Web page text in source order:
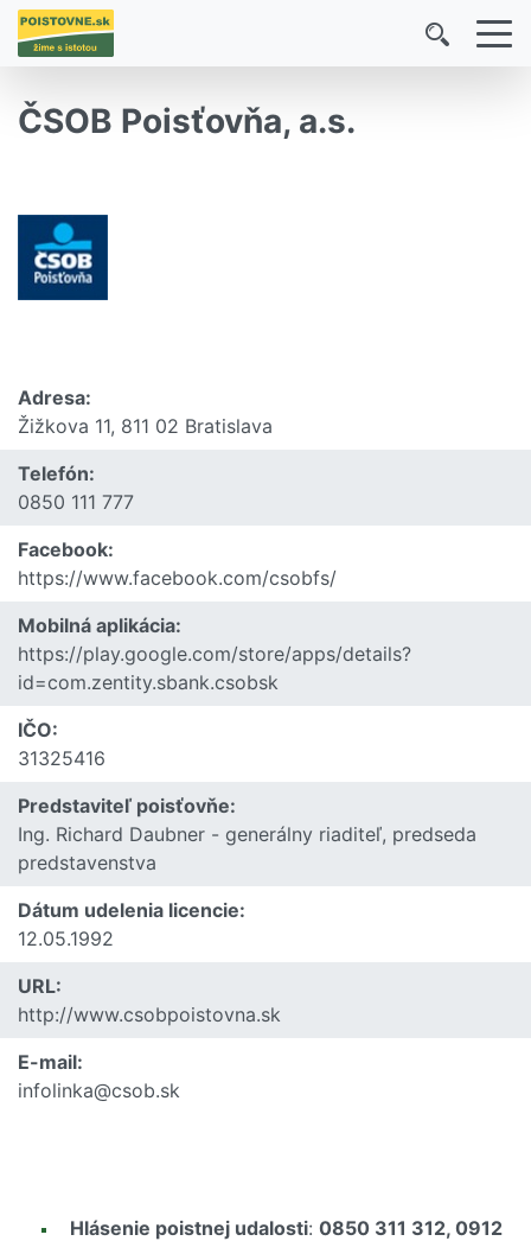
ČSOB Poisťovňa, a.s.
Adresa:
Žižkova 11, 811 02 Bratislava
Telefón:
0850 111 777
Facebook:
https://www.facebook.com/csobfs/
Mobilná aplikácia:
https://play.google.com/store/apps/details?
id=com.zentity.sbank.csobsk
IČO:
31325416
Predstaviteľ poisťovňe:
Ing. Richard Daubner - generálny riaditeľ, predseda
predstavenstva
Dátum udelenia licencie:
12.05.1992
URL:
http://www.csobpoistovna.sk
E-mail:
infolinka@csob.sk
Hlásenie poistnej udalosti: 0850 311 312, 0912